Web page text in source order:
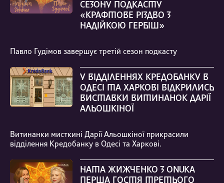
СЕЗОНУ ПОДКАСТУ
«КРАФТОВЕ РІЗДВО З
НАДІЙКОЮ ГЕРБІШ»
Павло Гудімов завершує третій сезон подкасту
У ВІДДІЛЕННЯХ КРЕДОБАНКУ В
ОДЕСІ ТА ХАРКОВІ ВІДКРИЛИСЬ
ВИСТАВКИ ВИТИНАНОК ДАРІЇ
АЛЬОШКІНОЇ
Витинанки мисткині Дарії Альошкіної прикрасили
відділення Кредобанку в Одесі та Харкові.
НАТА ЖИЖЧЕНКО З ONUKA
ПЕРША ГОСТЯ ТРЕТЬОГО